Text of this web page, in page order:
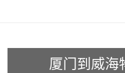
厦门到威海